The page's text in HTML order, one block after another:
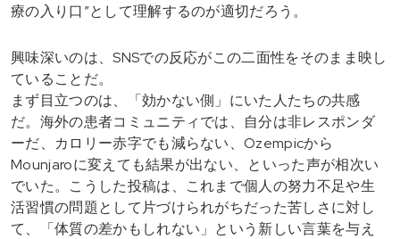
療の入り口”として理解するのが適切だろう。
興味深いのは、SNSでの反応がこの二面性をそのまま映し
ていることだ。
まず目立つのは、「効かない側」にいた人たちの共感
だ。海外の患者コミュニティでは、自分は非レスポンダ
ーだ、カロリー赤字でも減らない、Ozempicから
Mounjaroに変えても結果が出ない、といった声が相次い
でいた。こうした投稿は、これまで個人の努力不足や生
活習慣の問題として片づけられがちだった苦しさに対し
て、「体質の差かもしれない」という新しい言葉を与え